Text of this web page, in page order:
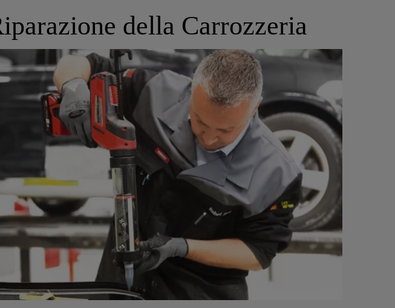
della Carrozzeria